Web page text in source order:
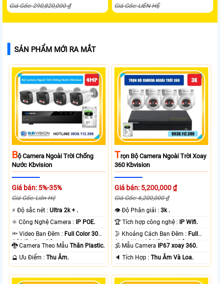
Giá Gốc: 290,820,000 ₫ Giá Gốc: LIÊN HỆ
SẢN PHẨM MỚI RA MẮT
BỘ Camera Ngoài Trời Chống
Nước Kbvision
Giá bán: 5%-35%
Giá Gốc: Liên Hệ
️⚡ Độ sắc nét :Ultra 2k + .
⚛️ Công Nghệ Camera :
IP POE.
🔦 Video Ban Đêm : Full Color 30m
Có Màu Ban Ðêm.
🐉️ Camera Theo MẫuThân Plastic.
️🔮 Ưu Điểm :Thu Âm.
TRọn Bộ Camera Ngoài Trời Xoay
360 Kbvision
Giá bán: 5,200,000 ₫
Giá Gốc: 6,200,000 ₫
👁 Độ Phân giải :3k .
🏆 Tích hợp công nghệ :
IP Wifi.
🌛 Khoảng Cách Ban Đêm : Full
Color 30m Có Màu Ban Ðêm.
🕉️ Mẫu Camera
IP67 xoay 360.
️🔈 Tích Hợp :Thu Âm Và Loa.